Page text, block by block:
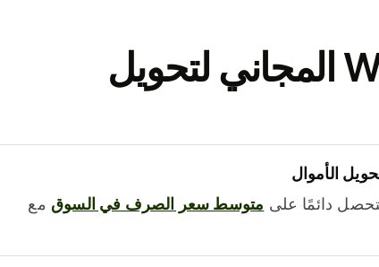
نزّل تطبيق Wise المجاني لتحويل
الأموال
دائمًا على متوسط ​​سعر الصرف في السوق مع